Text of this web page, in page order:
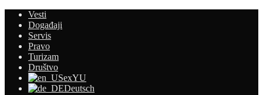
Vesti
Događaji
Servis
Pravo
Turizam
Društvo
exYU
Deutsch